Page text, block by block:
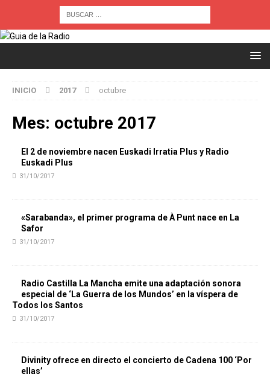
INICIO 2017 octubre
Mes: octubre 2017
El 2 de noviembre nacen Euskadi Irratia Plus y Radio
Euskadi Plus
31/10/2017
«Sarabanda», el primer programa de À Punt nace en La
Safor
31/10/2017
Radio Castilla La Mancha emite una adaptación sonora
especial de ‘La Guerra de los Mundos’ en la víspera de
Todos los Santos
31/10/2017
Divinity ofrece en directo el concierto de Cadena 100 ‘Por
ellas’